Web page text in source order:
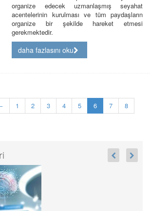
organize edecek uzmanlaşmış seyahat
acentelerinin kurulması ve tüm paydaşların
organize bir şekilde hareket etmesi
gerekmektedir.
daha fazlasını oku
1 2 3 4 5 6 7
8